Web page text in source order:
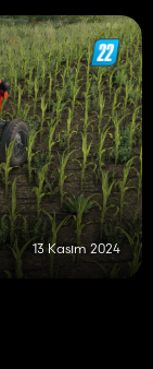
13 Kasım 2024